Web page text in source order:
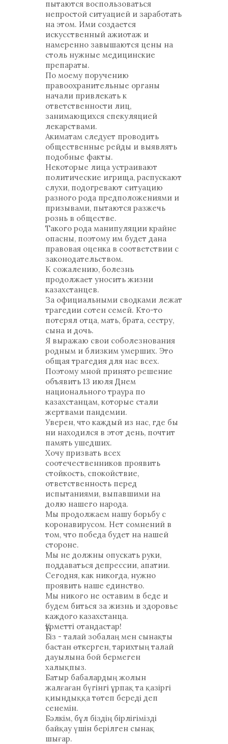
пытаются воспользоваться
непростой ситуацией и заработать
на этом. Ими создается
искусственный ажиотаж и
намеренно завышаются цены на
столь нужные медицинские
препараты.
По моему поручению
правоохранительные органы
начали привлекать к
ответственности лиц,
занимающихся спекуляцией
лекарствами.
Акиматам следует проводить
общественные рейды и выявлять
подобные факты.
Некоторые лица устраивают
политические игрища, распускают
слухи, подогревают ситуацию
разного рода предположениями и
призывами, пытаются разжечь
рознь в обществе.
Такого рода манипуляции крайне
опасны, поэтому им будет дана
правовая оценка в соответствии с
законодательством.
К сожалению, болезнь
продолжает уносить жизни
казахстанцев.
За официальными сводками лежат
трагедии сотен семей. Кто-то
потерял отца, мать, брата, сестру,
сына и дочь.
Я выражаю свои соболезнования
родным и близким умерших. Это
общая трагедия для нас всех.
Поэтому мной принято решение
объявить 13 июля Днем
национального траура по
казахстанцам, которые стали
жертвами пандемии.
Уверен, что каждый из нас, где бы
ни находился в этот день, почтит
память ушедших.
Хочу призвать всех
соотечественников проявить
стойкость, спокойствие,
ответственность перед
испытаниями, выпавшими на
долю нашего народа.
Мы продолжаем нашу борьбу с
коронавирусом. Нет сомнений в
том, что победа будет на нашей
стороне.
Мы не должны опускать руки,
поддаваться депрессии, апатии.
Сегодня, как никогда, нужно
проявить наше единство.
Мы никого не оставим в беде и
будем биться за жизнь и здоровье
каждого казахстанца.
Құрметті отандастар!
Біз - талай зобалаң мен сынақты
бастан өткерген, тарихтың талай
дауылына бой бермеген
халықпыз.
Батыр бабалардың жолын
жалғаған бүгінгі ұрпақ та қазіргі
қиындыққа төтеп береді деп
сенемін.
Бәлкім, бұл біздің бірлігімізді
байқау үшін берілген сынақ
шығар.